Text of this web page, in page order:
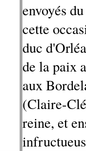
envoyés
cette
duc
de la paix
aux
(Claire-
reine, et